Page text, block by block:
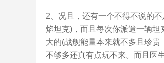
2、况且，还有一个不得不说的
焰坦克)，而且每次你派遣一辆
大的(战舰能量本来就不多且珍贵
不够多还真有点玩不来。而且医